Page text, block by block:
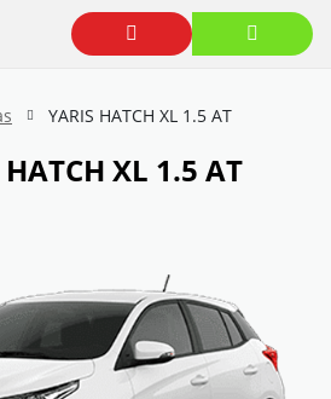
YARIS HATCH XL 1.5 AT
HATCH XL 1.5 AT